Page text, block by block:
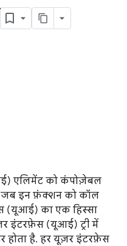
एलिमेंट को कंपोज़ेबल
जब इन फ़ंक्शन को कॉल
(यूआई) का एक हिस्सा
इंटरफ़ेस (यूआई) ट्री में
होता है. हर यूज़र इंटरफ़ेस